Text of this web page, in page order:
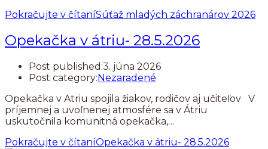
Pokračujte v čítaníSúťaž mladých záchranárov 2026
Opekačka v átriu- 28.5.2026
Post published:3. júna 2026
Post category: Nezaradené
Opekačka v Atriu spojila žiakov, rodičov aj učiteľov V
príjemnej a uvoľnenej atmosfére sa v Átriu
uskutočnila komunitná opekačka,…
Pokračujte v čítaníOpekačka v átriu- 28.5.2026